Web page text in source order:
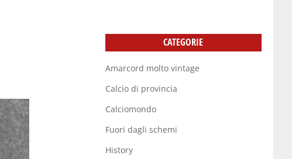
CATEGORIE
Amarcord molto vintage
Calcio di provincia
Calciomondo
Fuori dagli schemi
History